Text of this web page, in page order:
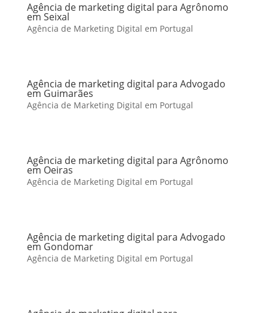
Agência de marketing digital para Agrônomo
em Seixal
Agência de Marketing Digital em Portugal
Agência de marketing digital para Advogado
em Guimarães
Agência de Marketing Digital em Portugal
Agência de marketing digital para Agrônomo
em Oeiras
Agência de Marketing Digital em Portugal
Agência de marketing digital para Advogado
em Gondomar
Agência de Marketing Digital em Portugal